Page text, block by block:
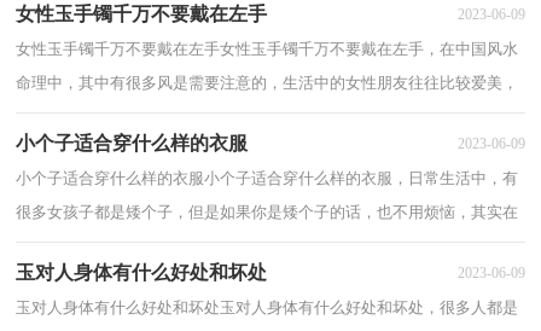
女性玉手镯千万不要戴在左手 2023-06-09
女性玉手镯千万不要戴在左手女性玉手镯千万不要戴在左手，在中国风水
命理中，其中有很多风是需要注意的，生活中的女性朋友往往比较爱美，
喜欢佩戴些手镯等装饰品，下面小编整理了女性...
小个子适合穿什么样的衣服 2023-06-09
小个子适合穿什么样的衣服小个子适合穿什么样的衣服，日常生活中，有
很多女孩子都是矮个子，但是如果你是矮个子的话，也不用烦恼，其实在
很多时候，穿衣搭配都是能够很好的使你显得高。...
玉对人身体有什么好处和坏处 2023-06-09
玉对人身体有什么好处和坏处玉对人身体有什么好处和坏处，很多人都是